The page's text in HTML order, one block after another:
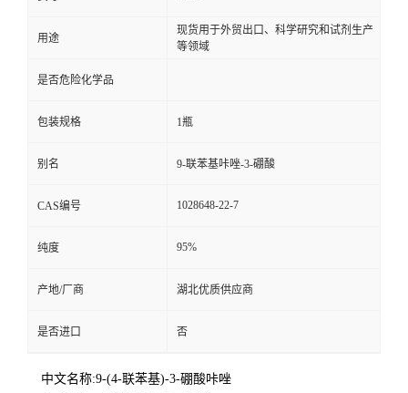
用途
现货用于外贸出口、科学研究和试剂生产
等领域
是否危险化学品
包装规格 1瓶
别名 9-联苯基咔唑-3-硼酸
CAS编号 1028648-22-7
纯度 95%
产地/厂商 湖北优质供应商
是否进口 否
中文名称:9-(4-联苯基)-3-硼酸咔唑